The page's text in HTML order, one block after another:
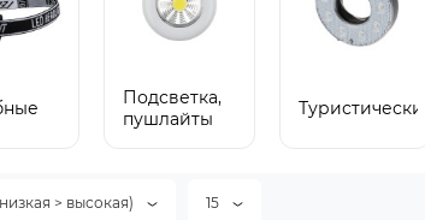
Подсветка,
пушлайты
Туристические
> высокая) 15